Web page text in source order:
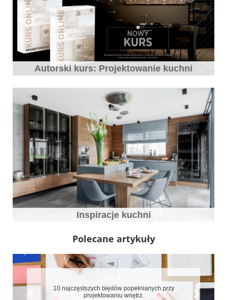
Autorski kurs: Projektowanie kuchni
Inspiracje kuchni
Polecane artykuły
10 najczęstszych błędów popełnianych przy
projektowaniu wnętrz.